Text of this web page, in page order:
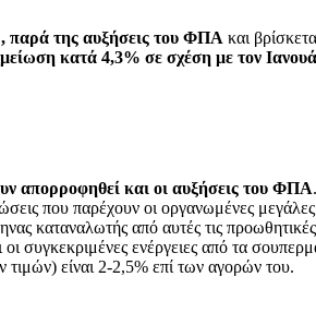
παρά της αυξήσεις του ΦΠΑ και
κατά 4,3% σε σχέση με τον
απορροφηθεί και οι αυξήσεις του ΦΠΑ
που παρέχουν οι οργανωμένες
από αυτές τις προωθητικές
συγκεκριμένες ενέργειες από τα
τιμών) είναι 2-2,5% επί των αγορών του.